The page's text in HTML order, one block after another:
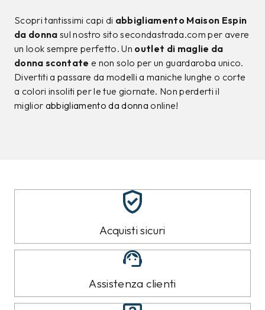
Scopri tantissimi capi di abbigliamento Maison Espin
da donna sul nostro sito secondastrada.com per avere
un look sempre perfetto. Un outlet di maglie da
donna scontate e non solo per un guardaroba unico.
Divertiti a passare da modelli a maniche lunghe o corte
a colori insoliti per le tue giornate. Non perderti il
miglior abbigliamento da donna online!
Acquisti sicuri
Assistenza clienti